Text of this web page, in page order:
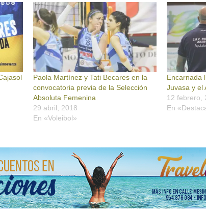
Paola Martínez y Tati Becares en la
convocatoria previa de la Selección
Absoluta Femenina
29 abril, 2018
En «Voleibol»
Encarnada
Juvasa y el
12 febrero,
En